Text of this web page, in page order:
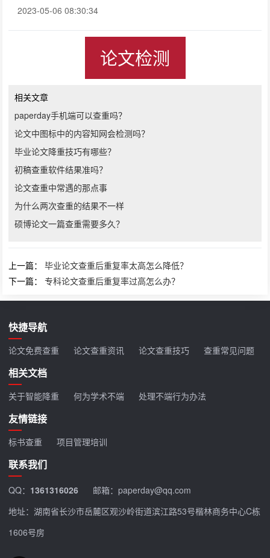
2023-05-06 08:30:34
论文检测
相关文章
paperday手机端可以查重吗？
论文中图标中的内容知网会检测吗？
毕业论文降重技巧有哪些？
初稿查重软件结果准吗？
论文查重中常遇的那点事
为什么两次查重的结果不一样
硕博论文一篇查重需要多久？
上一篇：毕业论文查重后重复率太高怎么降低？
下一篇：专科论文查重后重复率过高怎么办？
快捷导航
论文免费查重 论文查重资讯 论文查重技巧 查重常见问题
相关文档
关于智能降重 何为学术不端 处理不端行为办法
友情链接
标书查重 项目管理培训
联系我们
QQ： 1361316026
邮箱：paperday@qq.com
地址：湖南省长沙市岳麓区观沙岭街道滨江路53号楷林商务中心C栋
1606号房